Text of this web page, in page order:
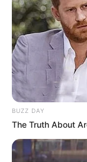
BUZZ DAY
The Truth About